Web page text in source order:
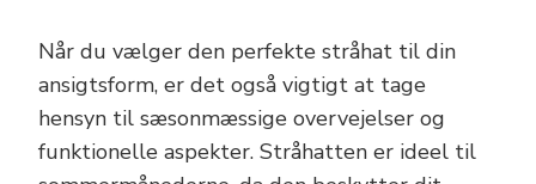
Når du vælger den perfekte stråhat til din
ansigtsform, er det også vigtigt at tage
hensyn til sæsonmæssige overvejelser og
funktionelle aspekter. Stråhatten er ideel til